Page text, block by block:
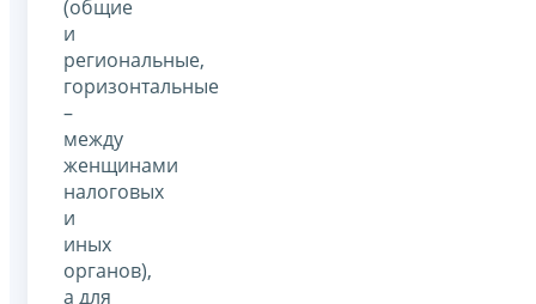
(общие
и
региональные,
горизонтальные
–
между
женщинами
налоговых
и
иных
органов),
а для